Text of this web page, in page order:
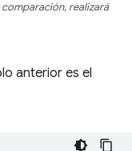
realizará
anterior es el